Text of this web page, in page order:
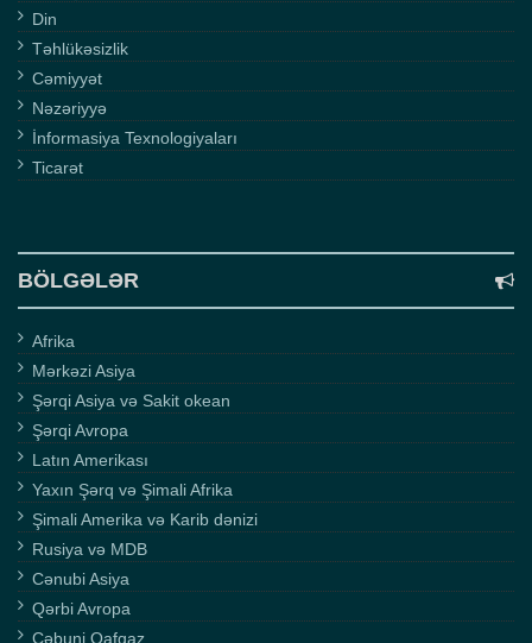
Din
Təhlükəsizlik
Cəmiyyət
Nəzəriyyə
İnformasiya Texnologiyaları
Ticarət
BÖLGƏLƏR
Afrika
Mərkəzi Asiya
Şərqi Asiya və Sakit okean
Şərqi Avropa
Latın Amerikası
Yaxın Şərq və Şimali Afrika
Şimali Amerika və Karib dənizi
Rusiya və MDB
Cənubi Asiya
Qərbi Avropa
Cəbuni Qafqaz